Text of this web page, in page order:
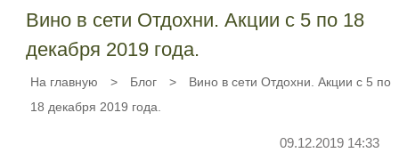
Вино в сети Отдохни. Акции с 5 по 18
декабря 2019 года.
На главную > Блог >
Вино в сети Отдохни. Акции с 5 по
18 декабря 2019 года.
09.12.2019 14:33